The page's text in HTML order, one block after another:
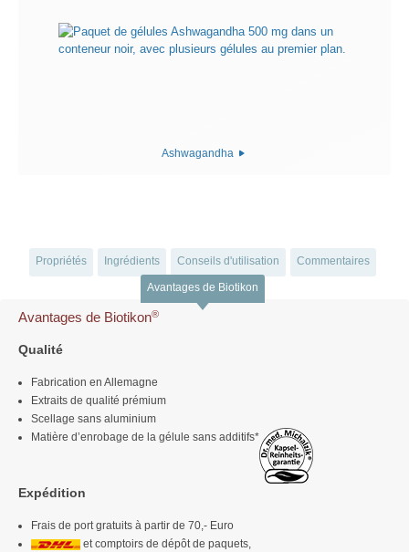
Ashwagandha
Propriétés Ingrédients Conseils d'utilisation Commentaires
Avantages de Biotikon
Avantages de Biotikon®
Qualité
Fabrication en Allemagne
Extraits de qualité prémium
Scellage sans aluminium
Matière d’enrobage de la gélule sans additifs*
Expédition
Frais de port gratuits à partir de 70,- Euro
et comptoirs de dépôt de paquets,